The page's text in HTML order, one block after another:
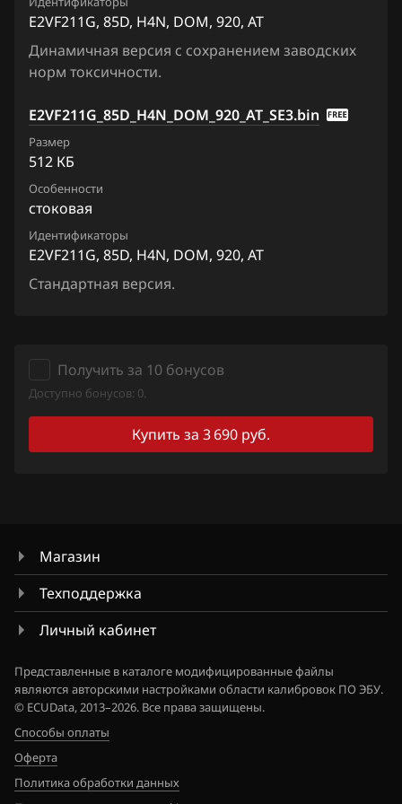
Fiat
Ford
Foton
GAC
Geely
Genesis
GMC
Haima
Haval
Howo
Hummer
Hyundai
Infiniti
Iran Khodro
Isuzu
Iveco
LEP5D202X_PD5_H4NA_EA_4AT
LEP5D700X_PD5_H4NA_EA_4AT
E2VF211G, 85D, H4N, DOM, 920, AT
Динамичная версия с сохранением заводских
норм токсичности.
E2VF211G_85D_H4N_DOM_920_AT_SE3.bin
Размер
512 КБ
Особенности
стоковая
Идентификаторы
E2VF211G, 85D, H4N, DOM, 920, AT
Стандартная версия.
Получить за 10 бонусов
Доступно бонусов: 0.
Купить за 3 690 руб.
Магазин
Техподдержка
Личный кабинет
Представленные в каталоге модифицированные файлы
являются авторскими настройками области калибровок ПО ЭБУ.
© ECUData, 2013–2026. Все права защищены.
Способы оплаты
Оферта
Политика обработки данных